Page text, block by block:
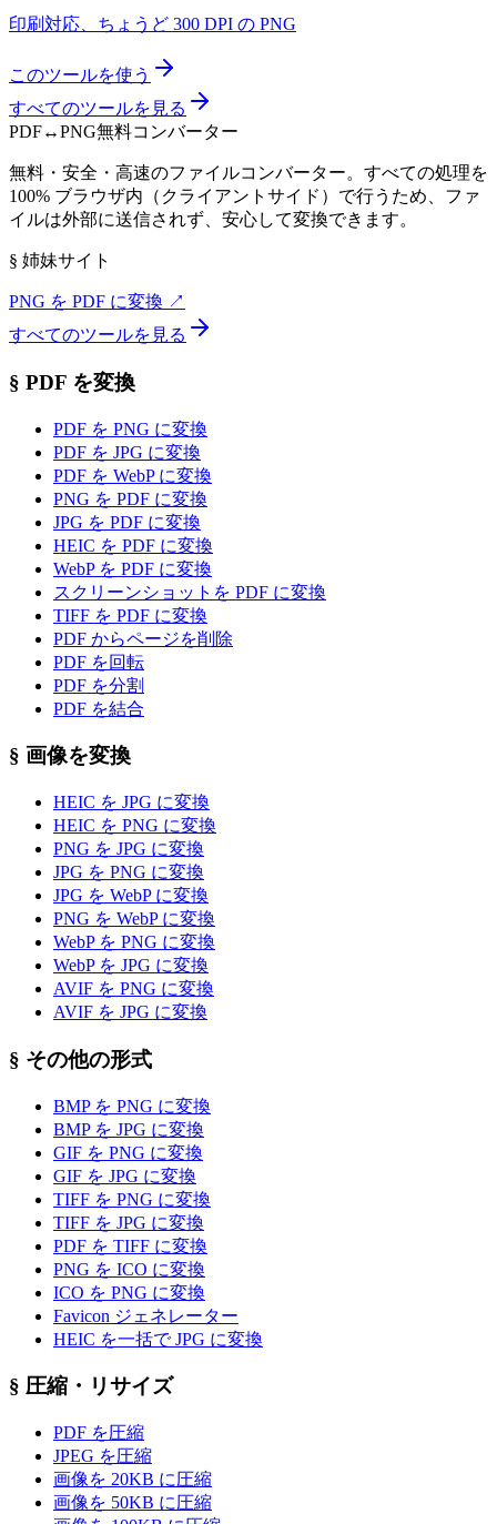
印刷対応、ちょうど 300 DPI の PNG
このツールを使う
すべてのツールを見る
PDF↔PNG無料コンバーター
無料・安全・高速のファイルコンバーター。すべての処理を
100% ブラウザ内（クライアントサイド）で行うため、ファ
イルは外部に送信されず、安心して変換できます。
§ 姉妹サイト
PNG を PDF に変換 ↗
すべてのツールを見る
§ PDF を変換
PDF を PNG に変換
PDF を JPG に変換
PDF を WebP に変換
PNG を PDF に変換
JPG を PDF に変換
HEIC を PDF に変換
WebP を PDF に変換
スクリーンショットを PDF に変換
TIFF を PDF に変換
PDF からページを削除
PDF を回転
PDF を分割
PDF を結合
§ 画像を変換
HEIC を JPG に変換
HEIC を PNG に変換
PNG を JPG に変換
JPG を PNG に変換
JPG を WebP に変換
PNG を WebP に変換
WebP を PNG に変換
WebP を JPG に変換
AVIF を PNG に変換
AVIF を JPG に変換
§ その他の形式
BMP を PNG に変換
BMP を JPG に変換
GIF を PNG に変換
GIF を JPG に変換
TIFF を PNG に変換
TIFF を JPG に変換
PDF を TIFF に変換
PNG を ICO に変換
ICO を PNG に変換
Favicon ジェネレーター
HEIC を一括で JPG に変換
§ 圧縮・リサイズ
PDF を圧縮
JPEG を圧縮
画像を 20KB に圧縮
画像を 50KB に圧縮